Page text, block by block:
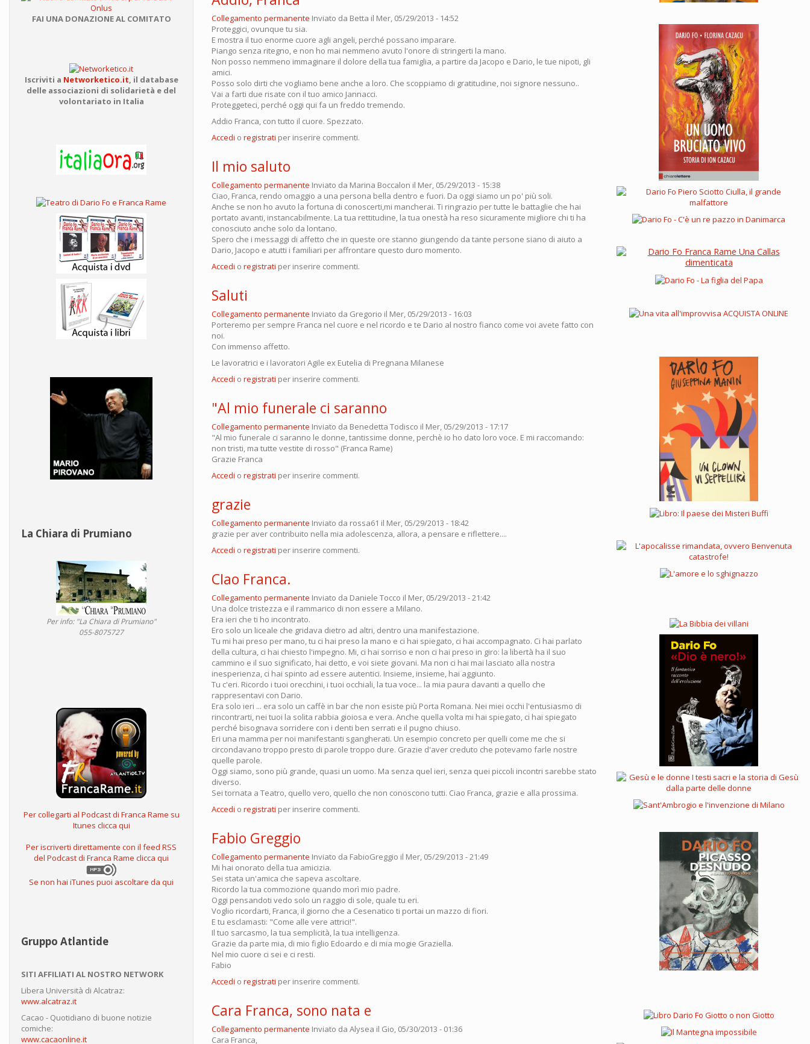
FAI UNA DONAZIONE AL COMITATO
Iscriviti a Networketico.it il database
delle associazioni di solidarietà e del
volontariato in Italia
La Chiara di Prumiano
Per info: "La Chiara di Prumiano"
055-8075727
Per collegarti al Podcast di Franca Rame su
Itunes clicca qui
Per iscriverti direttamente con il feed RSS
del Podcast di Franca Rame clicca qui
Se non hai iTunes puoi ascoltare da qui
Gruppo Atlantide
SITI AFFILIATI AL NOSTRO NETWORK
Libera Università di Alcatraz:
www.alcatraz.it
Cacao - Quotidiano di buone notizie
comiche:
www.cacaonline.it
Collegamento permanente Inviato da Betta il Mer, 05/29/2013 - 14:52
Proteggici, ovunque tu sia.
E mostra il tuo enorme cuore agli angeli, perché possano imparare.
Piango senza ritegno, e non ho mai nemmeno avuto l'onore di stringerti la mano.
Non posso nemmeno immaginare il dolore della tua famiglia, a partire da Jacopo e Dario, le tue nipoti, gli
amici.
Posso solo dirti che vogliamo bene anche a loro. Che scoppiamo di gratitudine, noi signore nessuno..
Vai a farti due risate con il tuo amico Jannacci.
Proteggeteci, perché oggi qui fa un freddo tremendo.
Addio Franca, con tutto il cuore. Spezzato.
Accedi o registrati per inserire commenti.
Il mio saluto
Collegamento permanente Inviato da Marina Boccalon il Mer, 05/29/2013 - 15:38
Ciao, Franca, rendo omaggio a una persona bella dentro e fuori. Da oggi siamo un po' più soli.
Anche se non ho avuto la fortuna di conoscerti,mi mancherai. Ti ringrazio per tutte le battaglie che hai
portato avanti, instancabilmente. La tua rettitudine, la tua onestà ha reso sicuramente migliore chi ti ha
conosciuto anche solo da lontano.
Spero che i messaggi di affetto che in queste ore stanno giungendo da tante persone siano di aiuto a
Dario, Jacopo e atutti i familiari per affrontare questo duro momento.
Accedi o registrati per inserire commenti.
Saluti
Collegamento permanente Inviato da Gregorio il Mer, 05/29/2013 - 16:03
Porteremo per sempre Franca nel cuore e nel ricordo e te Dario al nostro fianco come voi avete fatto con
noi.
Con immenso affetto.
Le lavoratrici e i lavoratori Agile ex Eutelia di Pregnana Milanese
Accedi o registrati per inserire commenti.
"Al mio funerale ci saranno
Collegamento permanente Inviato da Benedetta Todisco il Mer, 05/29/2013 - 17:17
"Al mio funerale ci saranno le donne, tantissime donne, perchè io ho dato loro voce. E mi raccomando:
non tristi, ma tutte vestite di rosso" (Franca Rame)
Grazie Franca
Accedi o registrati per inserire commenti.
grazie
Collegamento permanente Inviato da rossa61 il Mer, 05/29/2013 - 18:42
grazie per aver contribuito nella mia adolescenza, allora, a pensare e riflettere....
Accedi o registrati per inserire commenti.
CIao Franca.
Collegamento permanente Inviato da Daniele Tocco il Mer, 05/29/2013 - 21:42
Una dolce tristezza e il rammarico di non essere a Milano.
Era ieri che ti ho incontrato.
Ero solo un liceale che gridava dietro ad altri, dentro una manifestazione.
Tu mi hai preso per mano, tu ci hai preso la mano e ci hai spiegato, ci hai accompagnato. Ci hai parlato
della cultura, ci hai chiesto l'impegno. Mi, ci hai sorriso e non ci hai preso in giro: la libertà ha il suo
cammino e il suo significato, hai detto, e voi siete giovani. Ma non ci hai mai lasciato alla nostra
inesperienza, ci hai spinto ad essere autentici. Insieme, insieme, hai aggiunto.
Tu c'eri. Ricordo i tuoi orecchini, i tuoi occhiali, la tua voce... la mia paura davanti a quello che
rappresentavi con Dario.
Era solo ieri ... era solo un caffè in bar che non esiste più Porta Romana. Nei miei occhi l'entusiasmo di
rincontrarti, nei tuoi la solita rabbia gioiosa e vera. Anche quella volta mi hai spiegato, ci hai spiegato
perché bisognava sorridere con i denti ben serrati e il pugno chiuso.
Eri una mamma per noi manifestanti sgangherati. Un esempio concreto per quelli come me che si
circondavano troppo presto di parole troppo dure. Grazie d'aver creduto che potevamo farle nostre
quelle parole.
Oggi siamo, sono più grande, quasi un uomo. Ma senza quel ieri, senza quei piccoli incontri sarebbe stato
diverso.
Sei tornata a Teatro, quello vero, quello che non conoscono tutti. Ciao Franca, grazie e alla prossima.
Accedi o registrati per inserire commenti.
Fabio Greggio
Collegamento permanente Inviato da FabioGreggio il Mer, 05/29/2013 - 21:49
Mi hai onorato della tua amicizia.
Sei stata un'amica che sapeva ascoltare.
Ricordo la tua commozione quando morì mio padre.
Oggi pensandoti vedo solo un raggio di sole, quale tu eri.
Voglio ricordarti, Franca, il giorno che a Cesenatico ti portai un mazzo di fiori.
E tu esclamasti: "Come alle vere attrici!".
Il tuo sarcasmo, la tua semplicità, la tua intelligenza.
Grazie da parte mia, di mio figlio Edoardo e di mia mogie Graziella.
Nel mio cuore ci sei e ci resti.
Fabio
Accedi o registrati per inserire commenti.
Cara Franca, sono nata e
Collegamento permanente Inviato da Alysea il Gio, 05/30/2013 - 01:36
Cara Franca,